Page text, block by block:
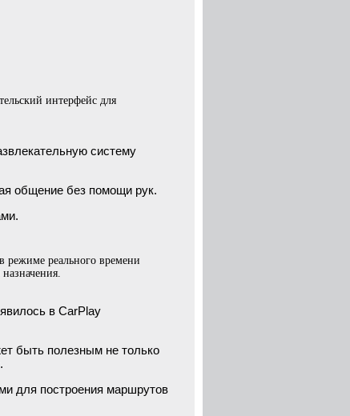
интерфейс для
систему
общение без помощи рук.
режиме реального времени
в CarPlay
быть полезным не только
для построения маршрутов